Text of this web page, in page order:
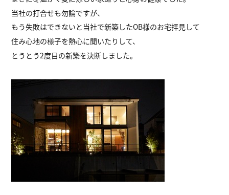
当社の打合せも勿論ですが、
もう失敗はできないと当社で新築したOB様のお宅拝見して
住み心地の様子を熱心に聞いたりして、
とうとう2度目の新築を決断しました。